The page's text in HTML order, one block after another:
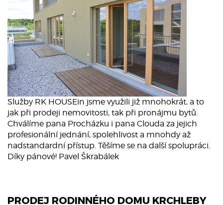
Služby RK HOUSEin jsme využili již mnohokrát, a to
jak při prodeji nemovitosti, tak při pronájmu bytů.
Chválíme pana Procházku i pana Clouda za jejich
profesionální jednání, spolehlivost a mnohdy až
nadstandardní přístup. Těšíme se na další spolupráci.
Díky pánové! Pavel Škrabálek
PRODEJ RODINNÉHO DOMU KRCHLEBY